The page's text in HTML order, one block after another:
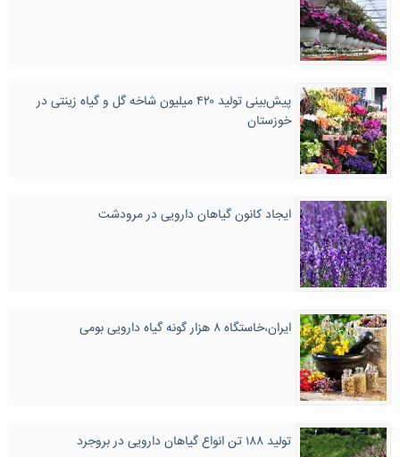
پیش‌بینی تولید ۴۲۰ میلیون شاخه گل و گیاه زینتی در
خوزستان
ایجاد کانون گیاهان دارویی در مرودشت
ایران،خاستگاه ۸ هزار گونه گیاه دارویی بومی
تولید ۱۸۸ تن انواع گیاهان دارویی در بروجرد